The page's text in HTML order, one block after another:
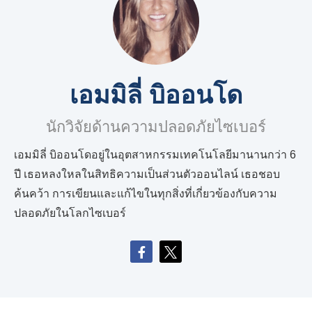
เอมมิลี่ บิออนโด
นักวิจัยด้านความปลอดภัยไซเบอร์
เอมมิลี่ บิออนโดอยู่ในอุตสาหกรรมเทคโนโลยีมานานกว่า 6
ปี เธอหลงใหลในสิทธิความเป็นส่วนตัวออนไลน์ เธอชอบ
ค้นคว้า การเขียนและแก้ไขในทุกสิ่งที่เกี่ยวข้องกับความ
ปลอดภัยในโลกไซเบอร์